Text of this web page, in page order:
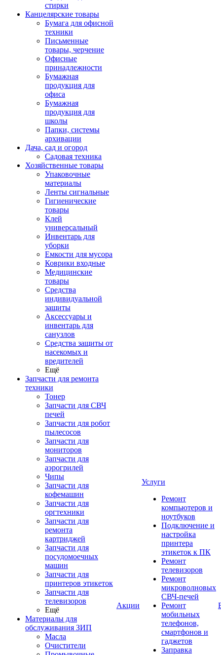
стирки
Канцелярские товары
Бумага для офисной
техники
Письменные
товары, черчение
Офисные
принадлежности
Бумажная
продукция для
офиса
Бумажная
продукция для
школы
Папки, системы
архивации
Дача, сад и огород
Садовая техника
Хозяйственные товары
Упаковочные
материалы
Ленты сигнальные
Гигиенические
товары
Клей
универсальный
Инвентарь для
уборки
Емкости для мусора
Коврики входные
Медицинские
товары
Средства
индивидуальной
защиты
Аксессуары и
инвентарь для
санузлов
Средства защиты от
насекомых и
вредителей
Ещё
Запчасти для ремонта
техники
Тонер
Запчасти для СВЧ
печей
Запчасти для робот
пылесосов
Запчасти для
мониторов
Запчасти для
аэрогрилей
Чипы
Запчасти для
кофемашин
Запчасти для
оргтехники
Запчасти для
ремонта
картриджей
Запчасти для
посудомоечных
машин
Запчасти для
принтеров этикеток
Запчасти для
телевизоров
Ещё
Материалы для
обслуживания ЗИП
Масла
Очистители
Акции
Услуги
Ремонт
компьютеров и
ноутбуков
Подключение и
настройка
принтера
этикеток к ПК
Ремонт
телевизоров
Ремонт
микроволновых
СВЧ-печей
Ремонт
мобильных
телефонов,
смартфонов и
гаджетов
Заправка